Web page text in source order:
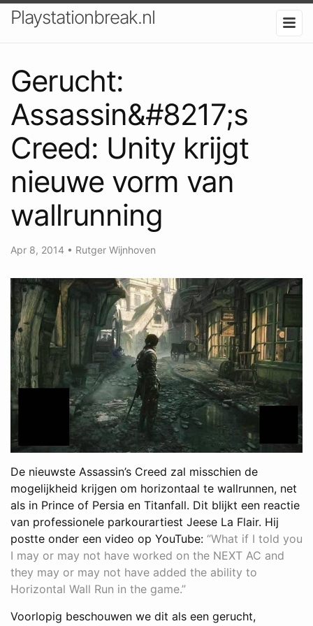
Playstationbreak.nl
Gerucht:
Assassin&#8217;s
Creed: Unity krijgt
nieuwe vorm van
wallrunning
Apr 8, 2014 • Rutger Wijnhoven
De nieuwste Assassin’s Creed zal misschien de
mogelijkheid krijgen om horizontaal te wallrunnen, net
als in Prince of Persia en Titanfall. Dit blijkt een reactie
van professionele parkourartiest Jeese La Flair. Hij
postte onder een video op YouTube: “What if I told you
I may or may not have worked on the NEXT AC and
they may or may not have added the ability to
Horizontal Wall Run in the game.”
Voorlopig beschouwen we dit als een gerucht,